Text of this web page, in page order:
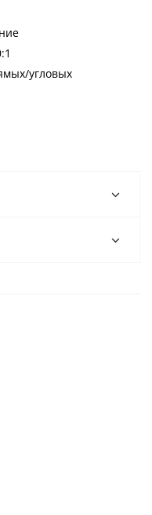
угловых